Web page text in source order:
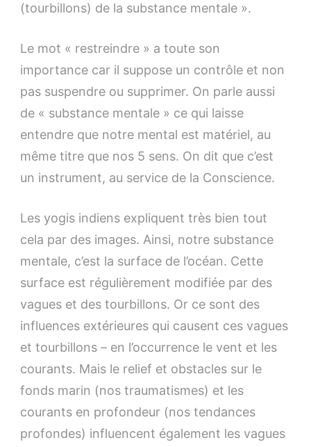
(tourbillons) de la substance mentale ».
Le mot « restreindre » a toute son
importance car il suppose un contrôle et non
pas suspendre ou supprimer. On parle aussi
de « substance mentale » ce qui laisse
entendre que notre mental est matériel, au
même titre que nos 5 sens. On dit que c’est
un instrument, au service de la Conscience.
Les yogis indiens expliquent très bien tout
cela par des images. Ainsi, notre substance
mentale, c’est la surface de l’océan. Cette
surface est régulièrement modifiée par des
vagues et des tourbillons. Or ce sont des
influences extérieures qui causent ces vagues
et tourbillons – en l’occurrence le vent et les
courants. Mais le relief et obstacles sur le
fonds marin (nos traumatismes) et les
courants en profondeur (nos tendances
profondes) influencent également les vagues